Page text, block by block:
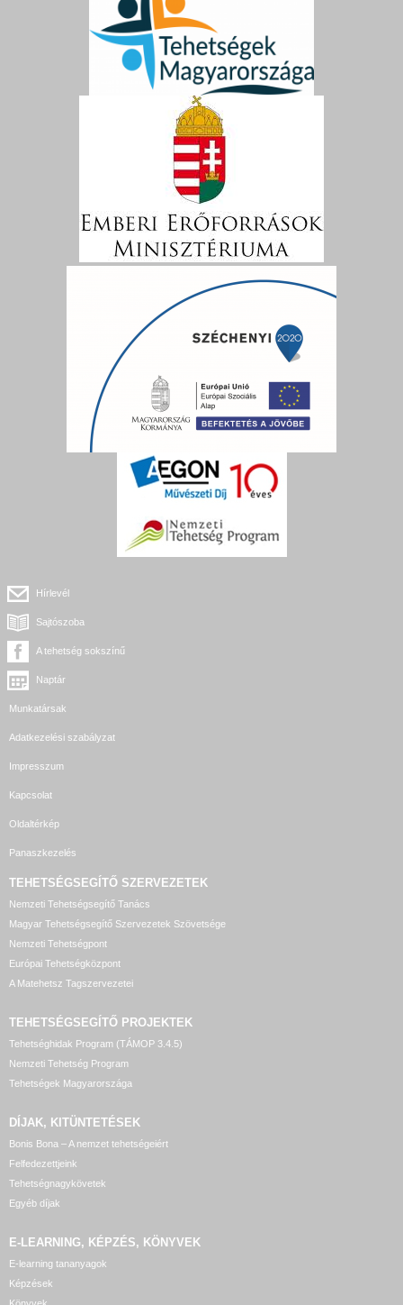
Hírlevél
Sajtószoba
A tehetség sokszínű
Naptár
Munkatársak
Adatkezelési szabályzat
Impresszum
Kapcsolat
Oldaltérkép
Panaszkezelés
TEHETSÉGSEGÍTŐ SZERVEZETEK
Nemzeti Tehetségsegítő Tanács
Magyar Tehetségsegítő Szervezetek Szövetsége
Nemzeti Tehetségpont
Európai Tehetségközpont
A Matehetsz Tagszervezetei
TEHETSÉGSEGÍTŐ PROJEKTEK
Tehetséghidak Program (TÁMOP 3.4.5)
Nemzeti Tehetség Program
Tehetségek Magyarországa
DÍJAK, KITÜNTETÉSEK
Bonis Bona – A nemzet tehetségeiért
Felfedezettjeink
Tehetségnagykövetek
Egyéb díjak
E-LEARNING, KÉPZÉS, KÖNYVEK
E-learning tananyagok
Képzések